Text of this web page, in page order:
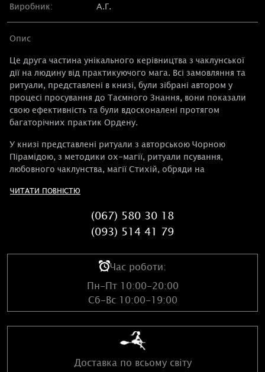
Виробник: А.Г.
Опис
Це друга частина унікального керівництва з чаклунської
дії на людину від практикуючого мага. Всі замовляння та
ритуали, представлені в книзі, були зібрані автором у
процесі просування до Таємного Знання, вони показали
свою ефективність та були вдосконалені протягом
багаторічних практик Ордену.
У книзі представлені ритуали з авторською Чорною
Пірамідою, з методики ох-магії, ритуали псування,
любовного чаклунства, магії Стихій, обряди на
найдієвіші практики по роботі з енергіями, з астральним
тілом тощо. Видання буде корисним усім, хто цікавиться
практичним мистецтвом чорної магії.
ЧИТАТИ ПОВНІСТЮ
(067) 580 30 18
(093) 514 41 79
Час роботи:
Пн-Пт 10:00-20:00
Сб-Вс 10:00-19:00
Доставка по всьому світу